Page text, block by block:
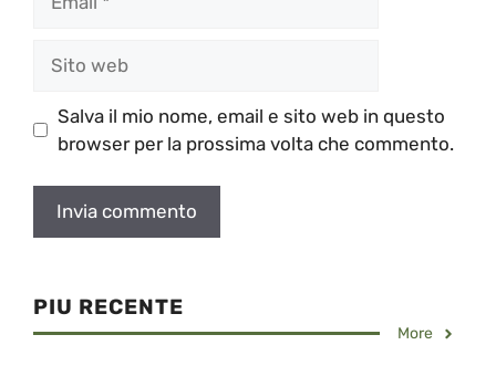
web
Salva il mio nome, email e sito web in questo
browser per la prossima volta che commento.
PIU RECENTE
More